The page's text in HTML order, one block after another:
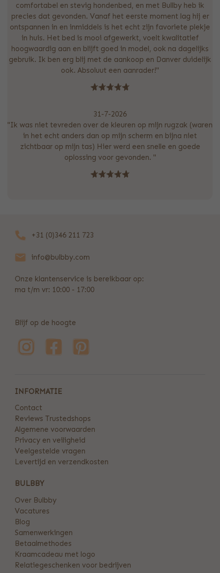
comfortabel en stevig hondenbed, en met Bullby heb ik
precies dat gevonden. Vanaf het eerste moment lag hij er
ontspannen in en inmiddels is het echt zijn favoriete plekje
in huis. Het bed is mooi afgewerkt, voelt kwalitatief
hoogwaardig aan en blijft goed in model, ook na dagelijks
gebruik. Ik ben erg blij met de aankoop en Danver duidelijk
ook. Absoluut een aanrader!"
31-7-2026
"Ik was niet tevreden over de kleuren op mijn rugzak (waren
in het echt anders dan op mijn scherm en bijna niet
zichtbaar op mijn tas) Hier werd een snelle en goede
oplossing voor gevonden. "
+31 (0)346 211 723
info@bulbby.com
Onze klantenservice is bereikbaar op:
ma t/m vr: 10:00 - 17:00
Blijf op de hoogte
INFORMATIE
Contact
Reviews Trustedshops
Algemene voorwaarden
Privacy en veiligheid
Veelgestelde vragen
Levertijd en verzendkosten
BULBBY
Over Bulbby
Vacatures
Blog
Samenwerkingen
Betaalmethodes
Kraamcadeau met logo
Relatiegeschenken voor bedrijven